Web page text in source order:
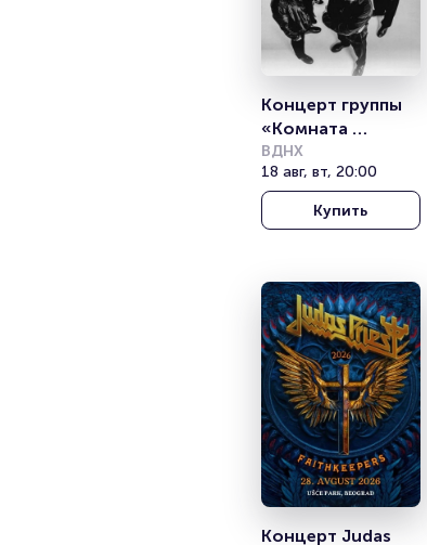
Концерт группы
«Комната
культуры»
ВДНХ
18 авг, вт, 20:00
Купить
Концерт Judas